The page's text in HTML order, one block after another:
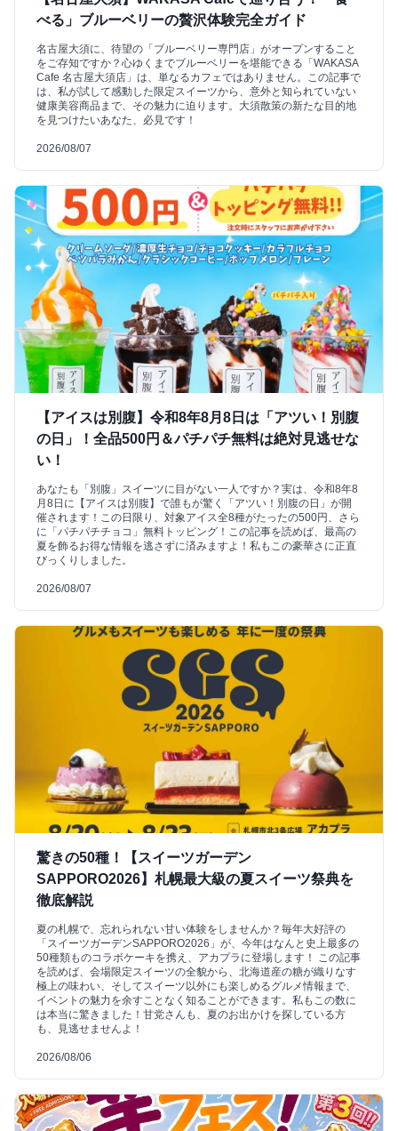
べる」ブルーベリーの贅沢体験完全ガイド
名古屋大須に、待望の「ブルーベリー専門店」がオープンすること
をご存知ですか？心ゆくまでブルーベリーを堪能できる「WAKASA
Cafe 名古屋大須店」は、単なるカフェではありません。この記事で
は、私が試して感動した限定スイーツから、意外と知られていない
健康美容商品まで、その魅力に迫ります。大須散策の新たな目的地
を見つけたいあなた、必見です！
2026/08/07
【アイスは別腹】令和8年8月8日は「アツい！別腹
の日」！全品500円＆パチパチ無料は絶対見逃せな
い！
あなたも「別腹」スイーツに目がない一人ですか？実は、令和8年8
月8日に【アイスは別腹】で誰もが驚く「アツい！別腹の日」が開
催されます！この日限り、対象アイス全8種がたったの500円、さら
に「パチパチチョコ」無料トッピング！この記事を読めば、最高の
夏を飾るお得な情報を逃さずに済みますよ！私もこの豪華さに正直
びっくりしました。
2026/08/07
驚きの50種！【スイーツガーデン
SAPPORO2026】札幌最大級の夏スイーツ祭典を
徹底解説
夏の札幌で、忘れられない甘い体験をしませんか？毎年大好評の
「スイーツガーデンSAPPORO2026」が、今年はなんと史上最多の
50種類ものコラボケーキを携え、アカプラに登場します！ この記事
を読めば、会場限定スイーツの全貌から、北海道産の糖が織りなす
極上の味わい、そしてスイーツ以外にも楽しめるグルメ情報まで、
イベントの魅力を余すことなく知ることができます。私もこの数に
は本当に驚きました！甘党さんも、夏のお出かけを探している方
も、見逃せませんよ！
2026/08/06